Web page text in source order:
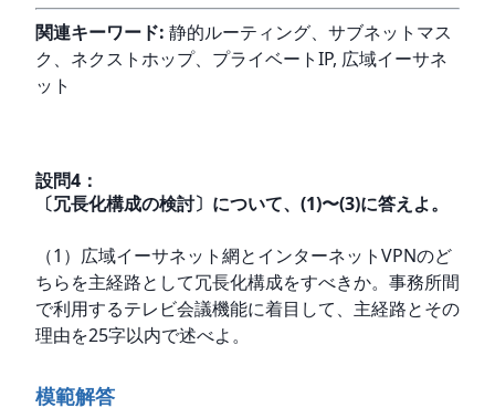
関連キーワード: 静的ルーティング、サブネットマス
ク、ネクストホップ、プライベートIP, 広域イーサネ
ット
設問4 ：
〔冗長化構成の検討〕について、(1)〜(3)に答えよ。
（1）広域イーサネット網とインターネットVPNのど
ちらを主経路として冗長化構成をすべきか。事務所間
で利用するテレビ会議機能に着目して、主経路とその
理由を25字以内で述べよ。
模範解答